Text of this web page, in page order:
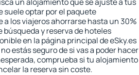
suele optar por el paquete
a los viajeros ahorrarse hasta un 30%
búsqueda y reserva de hoteles
en la página principal de eSky.es
estás seguro de si vas a poder hacer
comprueba si tu alojamiento
la reserva sin coste.